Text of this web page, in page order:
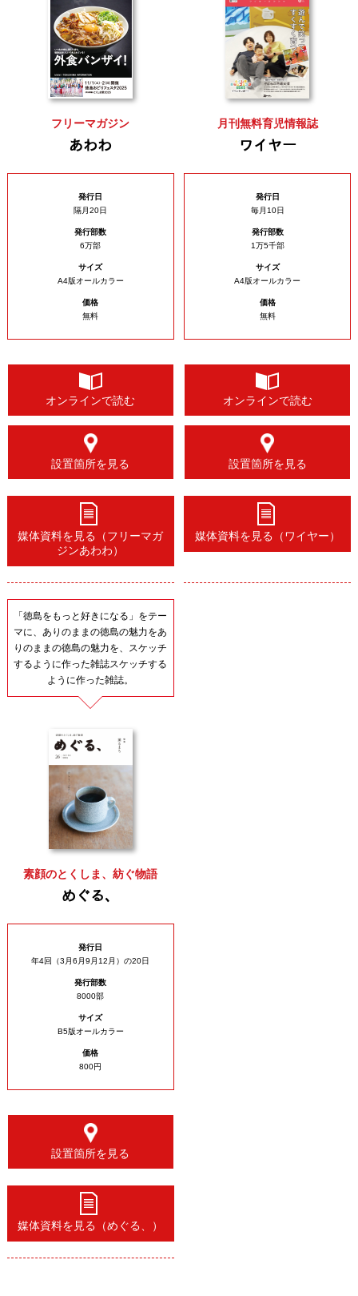
フリーマガジン
あわわ
発行日
隔月20日
発行部数
6万部
サイズ
A4版オールカラー
価格
無料
オンラインで読む
設置箇所を見る
媒体資料を見る（フリーマガ
ジンあわわ）
月刊無料育児情報誌
ワイヤー
発行日
毎月10日
発行部数
1万5千部
サイズ
A4版オールカラー
価格
無料
オンラインで読む
設置箇所を見る
媒体資料を見る（ワイヤー）
「徳島をもっと好きになる」をテー
マに、ありのままの徳島の魅力をあ
りのままの徳島の魅力を、スケッチ
するように作った雑誌スケッチする
ように作った雑誌。
素顔のとくしま、紡ぐ物語
めぐる、
発行日
年4回（3月6月9月12月）の20日
発行部数
8000部
サイズ
B5版オールカラー
価格
800円
設置箇所を見る
媒体資料を見る（めぐる、）